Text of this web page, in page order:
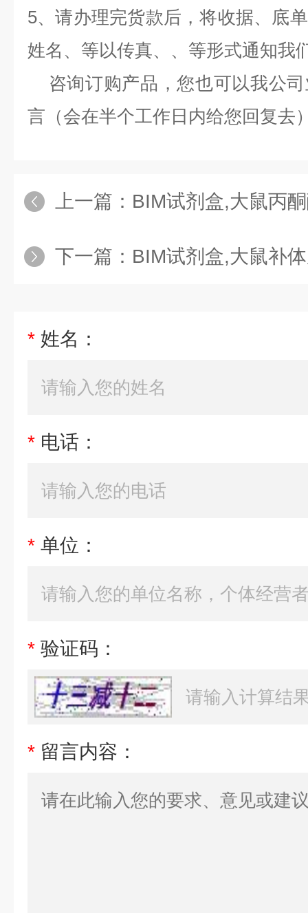
5、请办理完货款后，将收据、底
姓名、等以传真、、等形式通知我
咨询订购产品，您也可以我公
言（会在半个工作日内给您回复去
上一篇： BIM试剂盒,大鼠丙酮酸激
下一篇： BIM试剂盒,大鼠补体成分5
* 姓名：
* 电话：
* 单位：
* 验证码：
* 留言内容：